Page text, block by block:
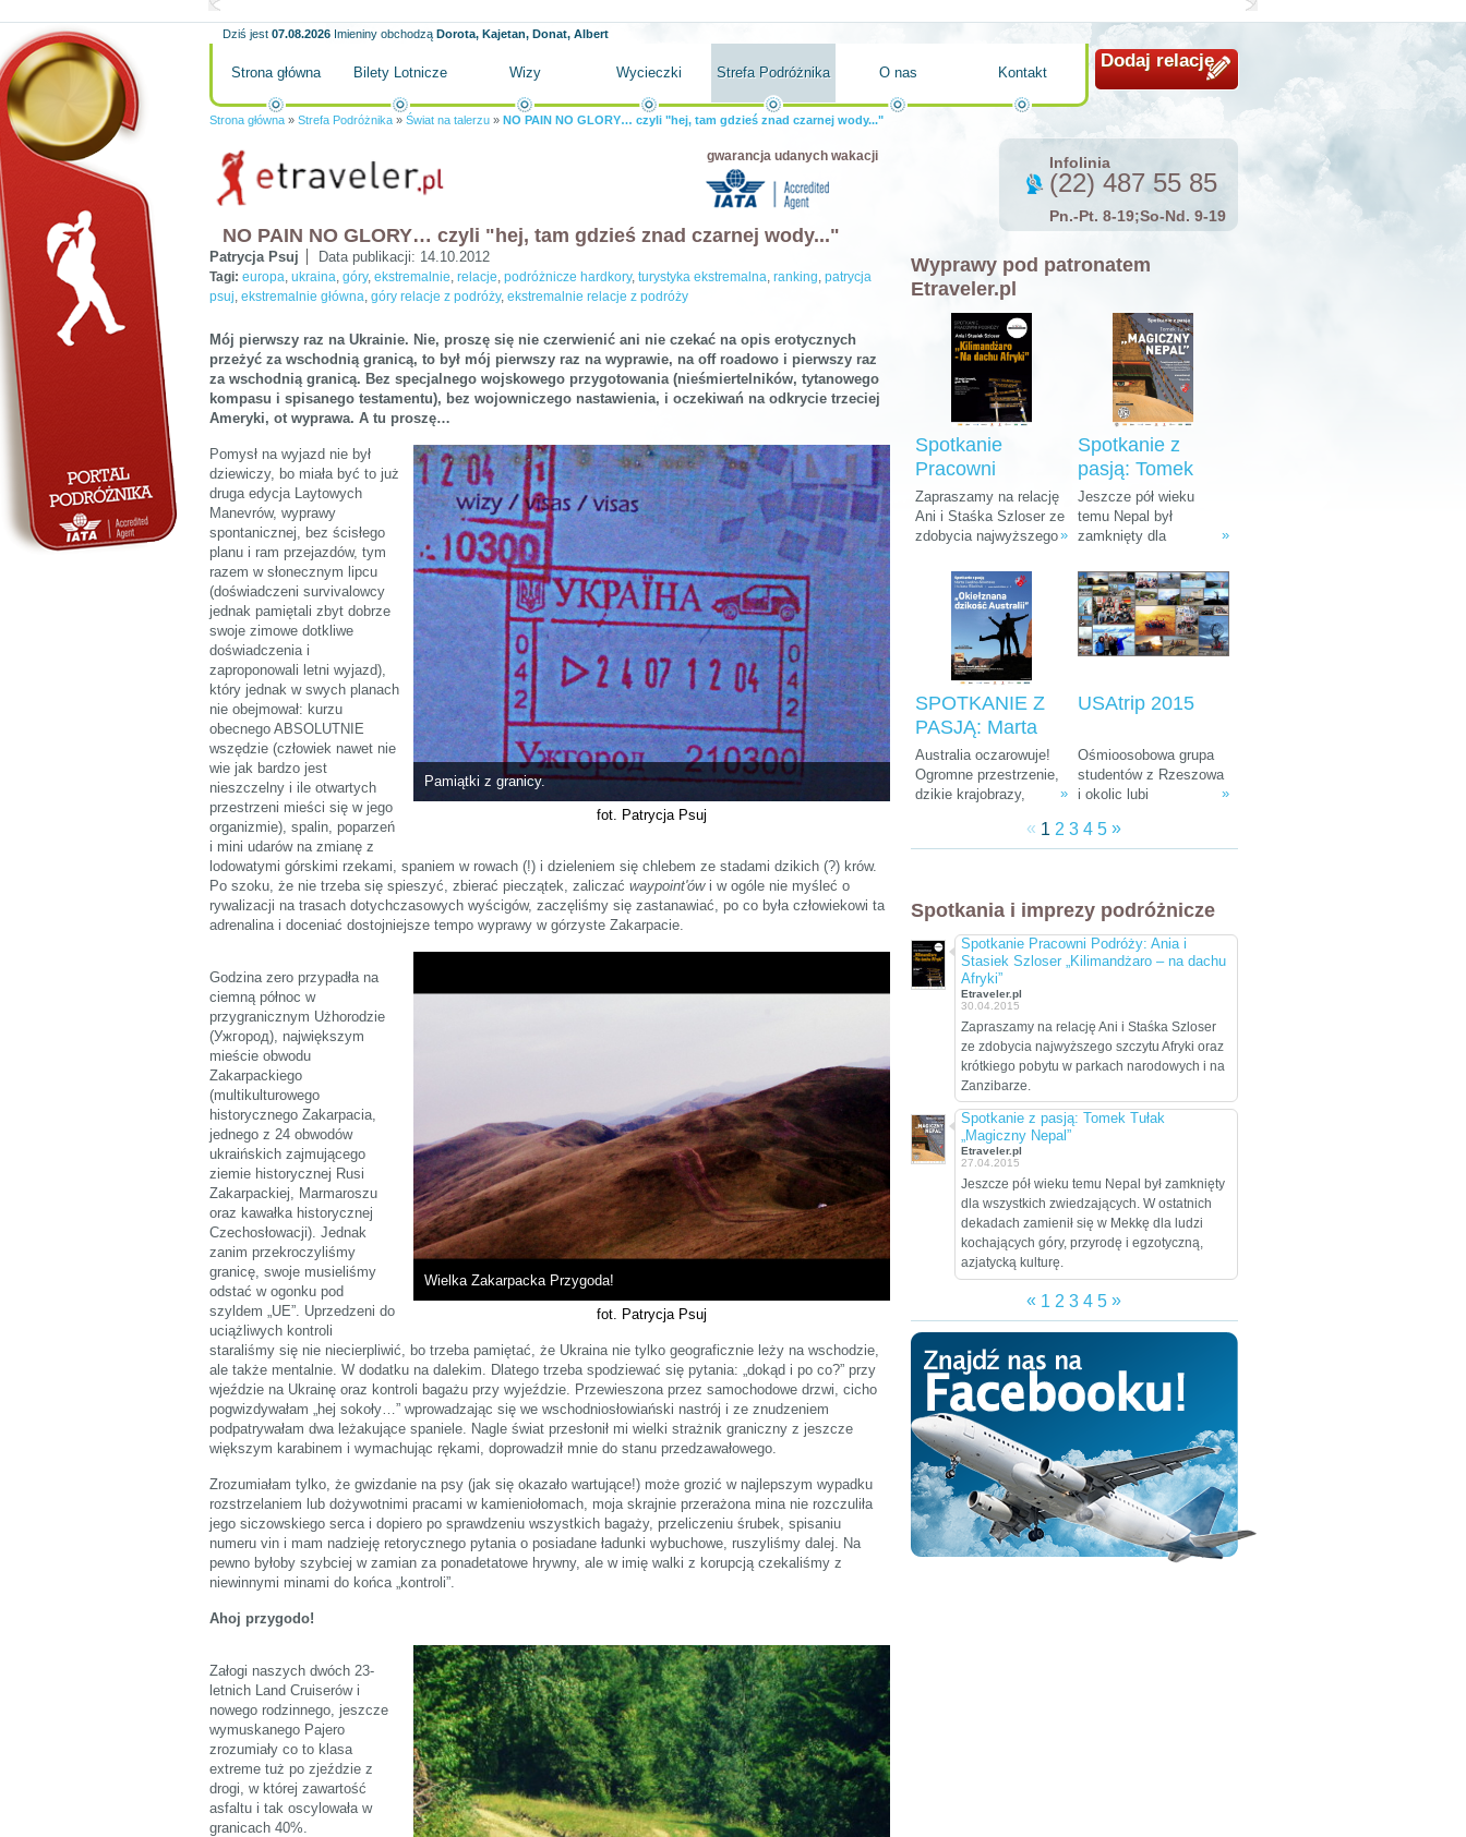
Dziś jest 07.08.2026 Imieniny obchodzą Dorota, Kajetan, Donat, Albert
Dodaj relację
Strona główna Bilety Lotnicze Wizy Wycieczki Strefa Podróżnika O nas Kontakt
Strona główna » Strefa Podróżnika » Świat na talerzu » NO PAIN NO GLORY… czyli "hej, tam gdzieś znad czarnej wody..."
gwarancja udanych wakacji
NO PAIN NO GLORY… czyli "hej, tam gdzieś znad czarnej wody..."
Patrycja Psuj Data publikacji: 14.10.2012
Tagi: europa, ukraina, góry, ekstremalnie, relacje, podróżnicze hardkory, turystyka ekstremalna, ranking, patrycja
psuj, ekstremalnie główna, góry relacje z podróży, ekstremalnie relacje z podróży
Mój pierwszy raz na Ukrainie. Nie, proszę się nie czerwienić ani nie czekać na opis erotycznych
przeżyć za wschodnią granicą, to był mój pierwszy raz na wyprawie, na off roadowo i pierwszy raz
za wschodnią granicą. Bez specjalnego wojskowego przygotowania (nieśmiertelników, tytanowego
kompasu i spisanego testamentu), bez wojowniczego nastawienia, i oczekiwań na odkrycie trzeciej
Ameryki, ot wyprawa. A tu proszę…
Pamiątki z granicy.
fot. Patrycja Psuj
Pomysł na wyjazd nie był
dziewiczy, bo miała być to już
druga edycja Laytowych
Manevrów, wyprawy
spontanicznej, bez ścisłego
planu i ram przejazdów, tym
razem w słonecznym lipcu
(doświadczeni survivalowcy
jednak pamiętali zbyt dobrze
swoje zimowe dotkliwe
doświadczenia i
zaproponowali letni wyjazd),
który jednak w swych planach
nie obejmował: kurzu
obecnego ABSOLUTNIE
wszędzie (człowiek nawet nie
wie jak bardzo jest
nieszczelny i ile otwartych
przestrzeni mieści się w jego
organizmie), spalin, poparzeń
i mini udarów na zmianę z
lodowatymi górskimi rzekami, spaniem w rowach (!) i dzieleniem się chlebem ze stadami dzikich (?) krów.
Po szoku, że nie trzeba się spieszyć, zbierać pieczątek, zaliczać waypoint'ówi w ogóle nie myśleć o
rywalizacji na trasach dotychczasowych wyścigów, zaczęliśmy się zastanawiać, po co była człowiekowi ta
adrenalina i doceniać dostojniejsze tempo wyprawy w górzyste Zakarpacie.
Wielka Zakarpacka Przygoda!
fot. Patrycja Psuj
Godzina zero przypadła na
ciemną północ w
przygranicznym Użhorodzie
(Ужгород), największym
mieście obwodu
Zakarpackiego
(multikulturowego
historycznego Zakarpacia,
jednego z 24 obwodów
ukraińskich zajmującego
ziemie historycznej Rusi
Zakarpackiej, Marmaroszu
oraz kawałka historycznej
Czechosłowacji). Jednak
zanim przekroczyliśmy
granicę, swoje musieliśmy
odstać w ogonku pod
szyldem „UE”. Uprzedzeni do
uciążliwych kontroli
staraliśmy się nie niecierpliwić, bo trzeba pamiętać, że Ukraina nie tylko geograficznie leży na wschodzie,
ale także mentalnie. W dodatku na dalekim. Dlatego trzeba spodziewać się pytania: „dokąd i po co?” przy
wjeździe na Ukrainę oraz kontroli bagażu przy wyjeździe. Przewieszona przez samochodowe drzwi, cicho
pogwizdywałam „hej sokoły…” wprowadzając się we wschodniosłowiański nastrój i ze znudzeniem
podpatrywałam dwa leżakujące spaniele. Nagle świat przesłonił mi wielki strażnik graniczny z jeszcze
większym karabinem i wymachując rękami, doprowadził mnie do stanu przedzawałowego.
Zrozumiałam tylko, że gwizdanie na psy (jak się okazało wartujące!) może grozić w najlepszym wypadku
rozstrzelaniem lub dożywotnimi pracami w kamieniołomach, moja skrajnie przerażona mina nie rozczuliła
jego siczowskiego serca i dopiero po sprawdzeniu wszystkich bagaży, przeliczeniu śrubek, spisaniu
numeru vin i mam nadzieję retorycznego pytania o posiadane ładunki wybuchowe, ruszyliśmy dalej. Na
pewno byłoby szybciej w zamian za ponadetatowe hrywny, ale w imię walki z korupcją czekaliśmy z
niewinnymi minami do końca „kontroli”.
Ahoj przygodo!
Załogi naszych dwóch 23-
letnich Land Cruiserów i
nowego rodzinnego, jeszcze
wymuskanego Pajero
zrozumiały co to klasa
extreme tuż po zjeździe z
drogi, w której zawartość
asfaltu i tak oscylowała w
granicach 40%.
Infolinia
(22) 487 55 85
Pn.-Pt. 8-19;So-Nd. 9-19
Wyprawy pod patronatem
Etraveler.pl
Spotkanie
Pracowni
Podróży: Ania i
Stasiek Szloser
„Kilimandżaro –
Zapraszamy na relację
Ani i Staśka Szloser ze
zdobycia najwyższego
krótkiego pobytu w
parkach narodowych i
na Zanzibarze.
»
Spotkanie z
pasją: Tomek
Tułak „Magiczny
Nepal”
Jeszcze pół wieku
temu Nepal był
zamknięty dla
zwiedzających. W
ostatnich dekadach
zamienił się w Mekkę
dla ludzi kochających
góry, przyrodę i
kulturę.
»
SPOTKANIE Z
PASJĄ: Marta
Cwalina-
Śliwińska i
Łukasz Śliwiński
dzikość Australii"
Australia oczarowuje!
Ogromne przestrzenie,
dzikie krajobrazy,
które można spotkać
tylko tam, ciekawa
wyluzowani ludzie na
świecie.
»
USAtrip 2015
Ośmioosobowa grupa
studentów z Rzeszowa
i okolic lubi
równa się móc. Wierni
tej idei co roku
r. Na koncie mają już
cztery wyprawy, a teraz
przygotowują się do
następnej. Tym razem
zamierzają przejechać
wzdłuż i wszerz w
trakcie dwumiesięcznej
»
« 1 2 3 4 5 »
Spotkania i imprezy podróżnicze
Spotkanie Pracowni Podróży: Ania i
Stasiek Szloser „Kilimandżaro – na dachu
Afryki”
Etraveler.pl
30.04.2015
Zapraszamy na relację Ani i Staśka Szloser
ze zdobycia najwyższego szczytu Afryki oraz
krótkiego pobytu w parkach narodowych i na
Zanzibarze.
Spotkanie z pasją: Tomek Tułak
„Magiczny Nepal”
Etraveler.pl
27.04.2015
Jeszcze pół wieku temu Nepal był zamknięty
dla wszystkich zwiedzających. W ostatnich
dekadach zamienił się w Mekkę dla ludzi
kochających góry, przyrodę i egzotyczną,
azjatycką kulturę.
« 1 2 3 4 5 »